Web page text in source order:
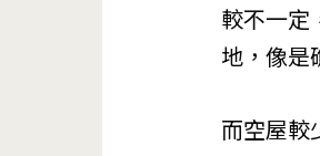
較不一定
地，像是
而空屋較